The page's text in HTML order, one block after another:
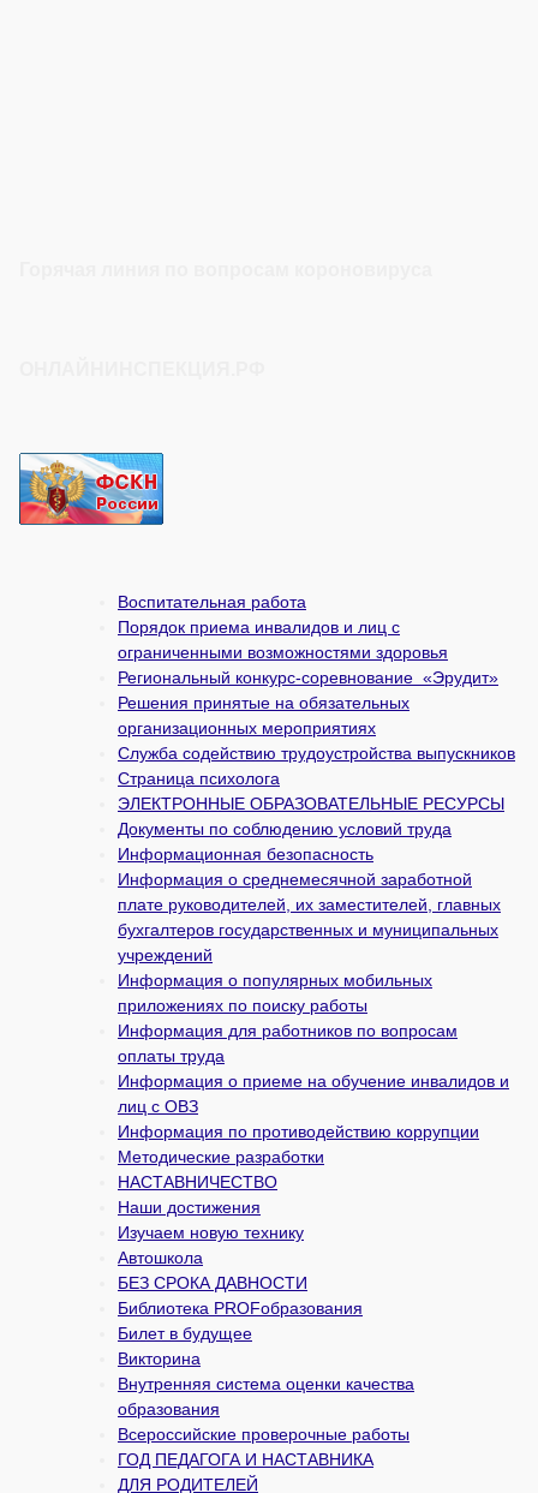
Воспитательная работа
Порядок приема инвалидов и лиц с
ограниченными возможностями здоровья
Региональный конкурс-соревнование «Эрудит»
Решения принятые на обязательных
организационных мероприятиях
Служба содействию трудоустройства выпускников
Страница психолога
ЭЛЕКТРОННЫЕ ОБРАЗОВАТЕЛЬНЫЕ РЕСУРСЫ
Документы по соблюдению условий труда
Информационная безопасность
Информация о среднемесячной заработной
плате руководителей, их заместителей, главных
бухгалтеров государственных и муни­ципальных
учреждений
Информация о популярных мобильных
приложениях по поиску работы
Информация для работников по вопросам
оплаты труда
Информация о приеме на обучение инвалидов и
лиц с ОВЗ
Информация по противодействию коррупции
Методические разработки
НАСТАВНИЧЕСТВО
Наши достижения
Изучаем новую технику
Автошкола
БЕЗ СРОКА ДАВНОСТИ
Библиотека PROFобразования
Билет в будущее
Викторина
Внутренняя система оценки качества
образования
Всероссийские проверочные работы
ГОД ПЕДАГОГА И НАСТАВНИКА
ДЛЯ РОДИТЕЛЕЙ